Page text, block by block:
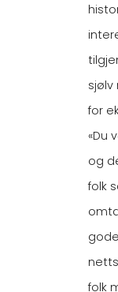
sjølv
for
«Du
og
folk
folk